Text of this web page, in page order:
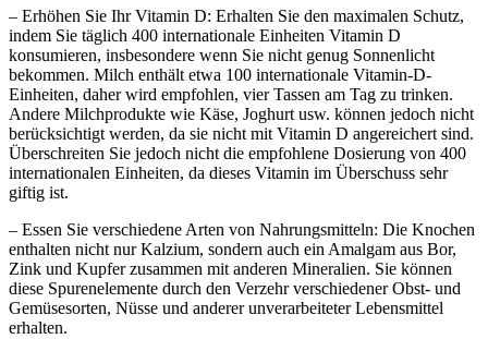
– Erhöhen Sie Ihr Vitamin D: Erhalten Sie den maximalen Schutz,
indem Sie täglich 400 internationale Einheiten Vitamin D
konsumieren, insbesondere wenn Sie nicht genug Sonnenlicht
bekommen. Milch enthält etwa 100 internationale Vitamin-D-
Einheiten, daher wird empfohlen, vier Tassen am Tag zu trinken.
Andere Milchprodukte wie Käse, Joghurt usw. können jedoch nicht
berücksichtigt werden, da sie nicht mit Vitamin D angereichert sind.
Überschreiten Sie jedoch nicht die empfohlene Dosierung von 400
internationalen Einheiten, da dieses Vitamin im Überschuss sehr
giftig ist.
– Essen Sie verschiedene Arten von Nahrungsmitteln: Die Knochen
enthalten nicht nur Kalzium, sondern auch ein Amalgam aus Bor,
Zink und Kupfer zusammen mit anderen Mineralien. Sie können
diese Spurenelemente durch den Verzehr verschiedener Obst- und
Gemüsesorten, Nüsse und anderer unverarbeiteter Lebensmittel
erhalten.